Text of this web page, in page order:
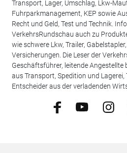
Transport, Lager, Umschlag, Lkw-
Fuhrparkmanagement, KEP sowie
Recht und Geld, Test und Technik.
VerkehrsRundschau auch zu
wie schwere Lkw, Trailer,
Versicherungen. Die Leser der
Geschäftsführer, leitende Angestellte
aus Transport, Spedition und
Entscheider aus der verladenden